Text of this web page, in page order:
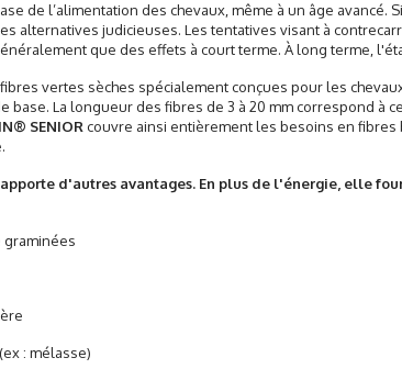
de l’alimentation des chevaux, même à un âge avancé.
alternatives judicieuses. Les tentatives visant à
que des effets à court terme. À long terme,
vertes sèches spécialement conçues pour les
base. La longueur des fibres de 3 à 20 mm correspond à
SENIOR couvre ainsi entièrement les besoins en
d'autres avantages. En plus de l'énergie, elle
: mélasse)